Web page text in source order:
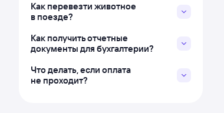
Как перевезти животное
в поезде?
Как получить отчетные
документы для бухгалтерии?
Что делать, если оплата
не проходит?